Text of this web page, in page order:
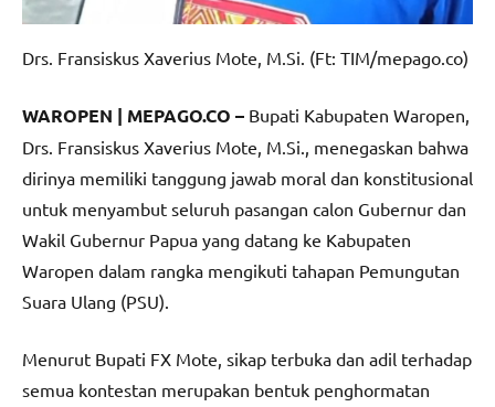
Drs. Fransiskus Xaverius Mote, M.Si. (Ft: TIM/mepago.co)
WAROPEN | MEPAGO.CO – Bupati Kabupaten Waropen,
Drs. Fransiskus Xaverius Mote, M.Si., menegaskan bahwa
dirinya memiliki tanggung jawab moral dan konstitusional
untuk menyambut seluruh pasangan calon Gubernur dan
Wakil Gubernur Papua yang datang ke Kabupaten
Waropen dalam rangka mengikuti tahapan Pemungutan
Suara Ulang (PSU).
Menurut Bupati FX Mote, sikap terbuka dan adil terhadap
semua kontestan merupakan bentuk penghormatan